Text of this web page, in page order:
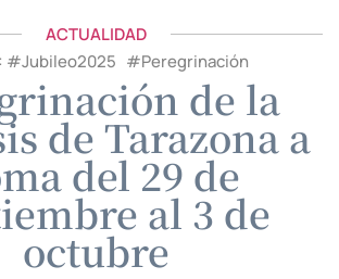
ACTUALIDAD
#Jubileo2025 #Peregrinación
de la
de Tarazona a
del 29 de
al 3 de
octubre